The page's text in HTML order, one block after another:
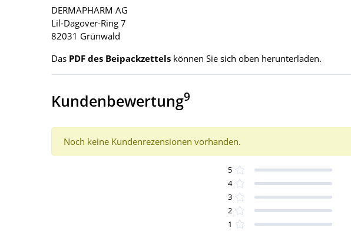
DERMAPHARM AG
Lil-Dagover-Ring 7
82031 Grünwald
Das PDF des Beipackzettels können Sie sich oben herunterladen.
Kundenbewertung9
Noch keine Kundenrezensionen vorhanden.
5
4
3
2
1